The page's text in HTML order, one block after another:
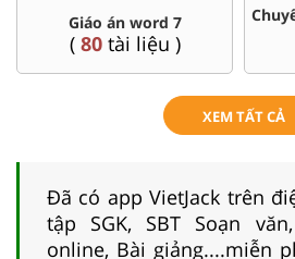
Giáo án word 7
( 80tài liệu )
XEM TẤT CẢ
Đã có app VietJack trên
tập SGK, SBT Soạn
online, Bài giảng....miễn